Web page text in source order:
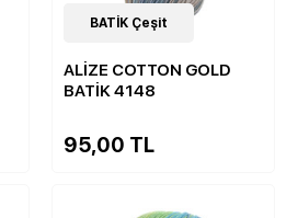
32Çeşit
BATİK Çeşit
ALİZE COTTON GOLD
BATİK 4148
95,00 TL